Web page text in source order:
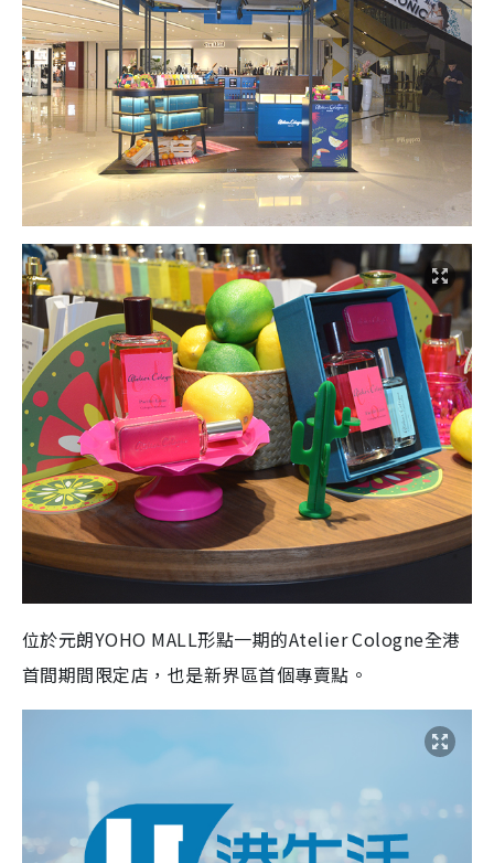
位於元朗YOHO MALL形點一期的Atelier Cologne全港
首間期間限定店，也是新界區首個專賣點。